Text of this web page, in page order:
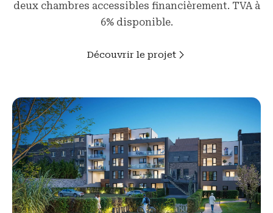
deux chambres accessibles financièrement. TVA à
6% disponible.
Découvrir le projet